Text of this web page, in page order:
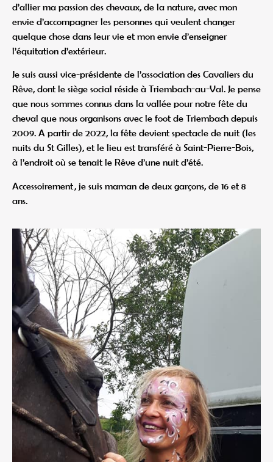
d’allier ma passion des chevaux, de la nature, avec mon
envie d’accompagner les personnes qui veulent changer
quelque chose dans leur vie et mon envie d’enseigner
l’équitation d’extérieur.
Je suis aussi vice-présidente de l’association des Cavaliers du
Rêve, dont le siège social réside à Triembach-au-Val. Je pense
que nous sommes connus dans la vallée pour notre fête du
cheval que nous organisons avec le foot de Triembach depuis
2009. A partir de 2022, la fête devient spectacle de nuit (les
nuits du St Gilles), et le lieu est transféré à Saint-Pierre-Bois,
à l’endroit où se tenait le Rêve d’une nuit d’été.
Accessoirement , je suis maman de deux garçons, de 16 et 8
ans.